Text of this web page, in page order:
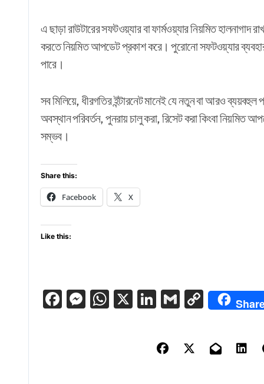
এ ছাড়া রাউটারের সফটওয়্যার বা ফার্মওয়্যার নিয়মিত হালনাগাদ
করতে নিয়মিত আপডেট প্রকাশ করে। পুরোনো সফটওয়্যার ব্যবহার
পারে।
সব মিলিয়ে, ধীরগতির ইন্টারনেট মানেই যে নতুন বা আরও
অবস্থান পরিবর্তন, পুনরায় চালু করা, রিসেট করা কিংবা
সম্ভব।
Share this:
Facebook X
Like this:
Facebook
Messenger
WhatsApp
X LinkedIn
Gmail
Copy